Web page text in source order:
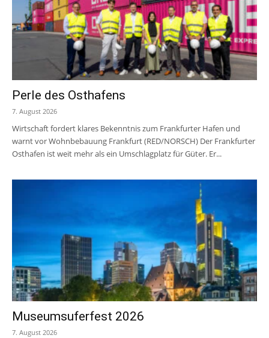
Perle des Osthafens
7. August 2026
Wirtschaft fordert klares Bekenntnis zum Frankfurter Hafen und
warnt vor Wohnbebauung Frankfurt (RED/NORSCH) Der Frankfurter
Osthafen ist weit mehr als ein Umschlagplatz für Güter. Er...
Museumsuferfest 2026
7. August 2026